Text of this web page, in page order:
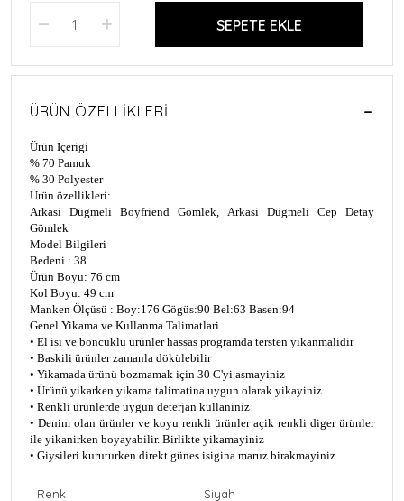
SEPETE EKLE
ÜRÜN ÖZELLIKLERI
Ürün Içerigi
% 70 Pamuk
% 30 Polyester
Ürün özellikleri:
Arkasi Dügmeli Boyfriend Gömlek, Arkasi Dügmeli Cep Detay
Gömlek
Model Bilgileri
Bedeni : 38
Ürün Boyu: 76 cm
Kol Boyu: 49 cm
Manken Ölçüsü : Boy:176 Gögüs:90 Bel:63 Basen:94
Genel Yikama ve Kullanma Talimatlari
• El isi ve boncuklu ürünler hassas programda tersten yikanmalidir
• Baskili ürünler zamanla dökülebilir
• Yikamada ürünü bozmamak için 30 C'yi asmayiniz
• Ürünü yikarken yikama talimatina uygun olarak yikayiniz
• Renkli ürünlerde uygun deterjan kullaniniz
• Denim olan ürünler ve koyu renkli ürünler açik renkli diger ürünler
ile yikanirken boyayabilir. Birlikte yikamayiniz
• Giysileri kuruturken direkt günes isigina maruz birakmayiniz
Renk Siyah